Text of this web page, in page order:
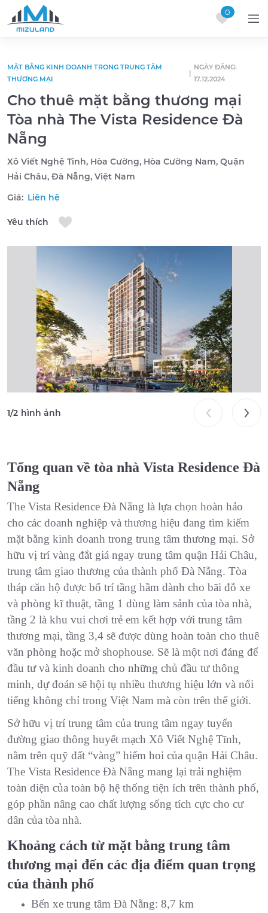
0
MẶT BẰNG KINH DOANH TRONG TRUNG TÂM
THƯƠNG MẠI
NGÀY ĐĂNG:
17.12.2024
Cho thuê mặt bằng thương mại
Tòa nhà The Vista Residence Đà
Nẵng
Xô Viết Nghệ Tĩnh, Hòa Cường, Hòa Cường Nam, Quận
Hải Châu, Đà Nẵng, Việt Nam
Giá: Liên hệ
Yêu thích
1/2 hình ảnh
Tổng quan về tòa nhà Vista Residence Đà
Nẵng
The Vista Residence Đà Nẵng là lựa chọn hoàn hảo
cho các doanh nghiệp và thương hiệu đang tìm kiếm
mặt bằng kinh doanh trong trung tâm thương mại. Sở
hữu vị trí vàng đắt giá ngay trung tâm quận Hải Châu,
trung tâm giao thương của thành phố Đà Nẵng. Tòa
tháp căn hộ được bố trí tầng hầm dành cho bãi đỗ xe
và phòng kĩ thuật, tầng 1 dùng làm sảnh của tòa nhà,
tầng 2 là khu vui chơi trẻ em kết hợp với trung tâm
thương mại, tầng 3,4 sẽ được dùng hoàn toàn cho thuê
văn phòng hoặc mở shophouse. Sẽ là một nơi đáng để
đầu tư và kinh doanh cho những chủ đầu tư thông
minh, dự đoán sẽ hội tụ nhiều thương hiệu lớn và nổi
tiếng không chỉ trong Việt Nam mà còn trên thế giới.
Sở hữu vị trí trung tâm của trung tâm ngay tuyến
đường giao thông huyết mạch Xô Viết Nghệ Tĩnh,
nằm trên quỹ đất “vàng” hiếm hoi của quận Hải Châu.
The Vista Residence Đà Nẵng mang lại trải nghiệm
toàn diện của toàn bộ hệ thống tiện ích trên thành phố,
góp phần nâng cao chất lượng sống tích cực cho cư
dân của tòa nhà.
Khoảng cách từ mặt bằng trung tâm
thương mại đến các địa điểm quan trọng
của thành phố
Bến xe trung tâm Đà Nẵng: 8,7 km